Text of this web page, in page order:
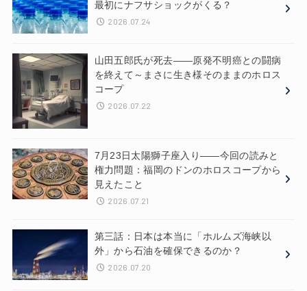
最初にナフサショックがくる？
2026.07.24
山田五郎氏が死去——原発不明癌との闘病
を終えて～まさに生き様そのままのホロス
コープ
2026.07.22
7月23日太陽獅子座入り——今回の読みと
権力問題：福岡のドンのホロスコープから
見えたこと
2026.07.21
第三話：日本は本当に「ホルムズ海峡以
外」から石油を確保できるのか？
2026.07.20